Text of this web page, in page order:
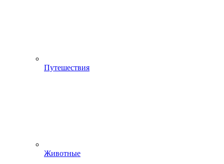
Путешествия
Животные